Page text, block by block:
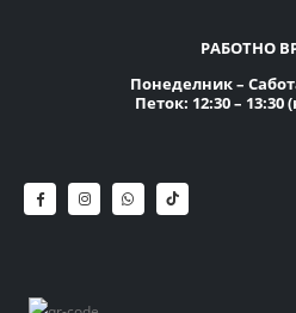
РАБОТНО
Понеделник –
Петок: 12:30 – 13:30